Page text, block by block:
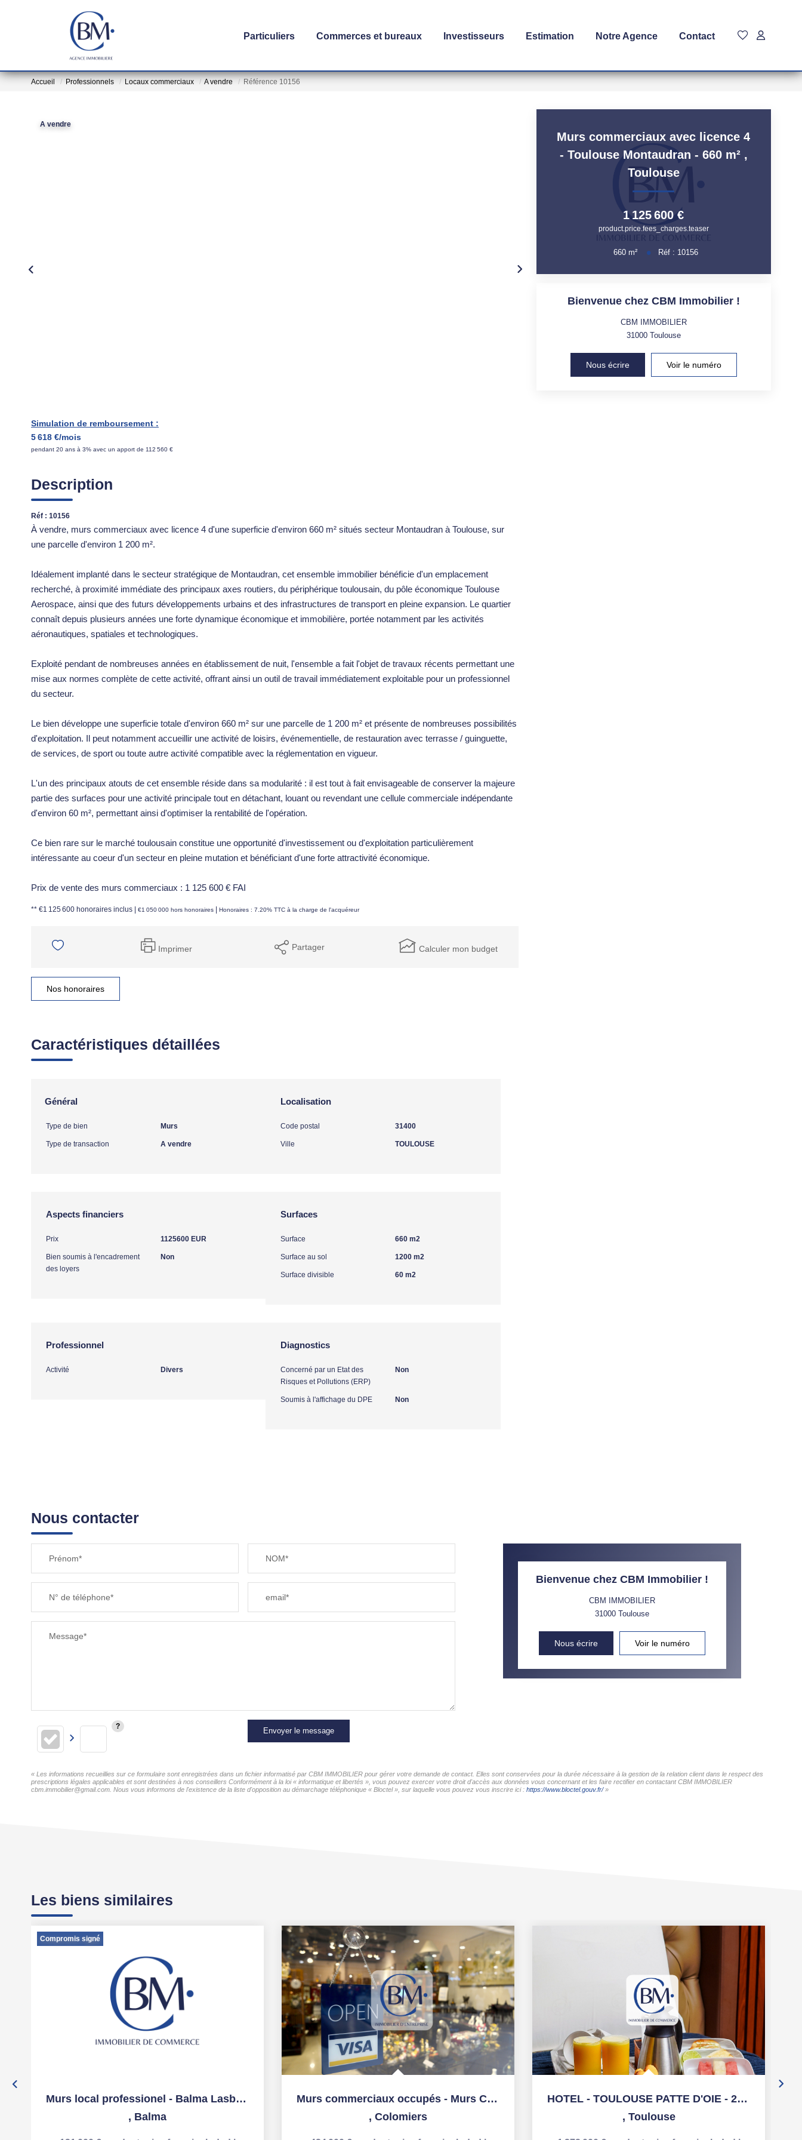
Particuliers Commerces et bureaux Investisseurs Estimation Notre Agence Contact
Accueil Professionnels Locaux commerciaux A vendre Référence 10156
A vendre
Simulation de remboursement :
5 618 €/mois
pendant 20 ans à 3% avec un apport de 112 560 €
Description
Réf : 10156
À vendre, murs commerciaux avec licence 4 d'une superficie d'environ 660 m² situés secteur Montaudran à Toulouse, sur
une parcelle d'environ 1 200 m².
Idéalement implanté dans le secteur stratégique de Montaudran, cet ensemble immobilier bénéficie d'un emplacement
recherché, à proximité immédiate des principaux axes routiers, du périphérique toulousain, du pôle économique Toulouse
Aerospace, ainsi que des futurs développements urbains et des infrastructures de transport en pleine expansion. Le quartier
connaît depuis plusieurs années une forte dynamique économique et immobilière, portée notamment par les activités
aéronautiques, spatiales et technologiques.
Exploité pendant de nombreuses années en établissement de nuit, l'ensemble a fait l'objet de travaux récents permettant une
mise aux normes complète de cette activité, offrant ainsi un outil de travail immédiatement exploitable pour un professionnel
du secteur.
Le bien développe une superficie totale d'environ 660 m² sur une parcelle de 1 200 m² et présente de nombreuses possibilités
d'exploitation. Il peut notamment accueillir une activité de loisirs, événementielle, de restauration avec terrasse / guinguette,
de services, de sport ou toute autre activité compatible avec la réglementation en vigueur.
L'un des principaux atouts de cet ensemble réside dans sa modularité : il est tout à fait envisageable de conserver la majeure
partie des surfaces pour une activité principale tout en détachant, louant ou revendant une cellule commerciale indépendante
d'environ 60 m², permettant ainsi d'optimiser la rentabilité de l'opération.
Ce bien rare sur le marché toulousain constitue une opportunité d'investissement ou d'exploitation particulièrement
intéressante au coeur d'un secteur en pleine mutation et bénéficiant d'une forte attractivité économique.
Prix de vente des murs commerciaux : 1 125 600 € FAI
** €1 125 600 honoraires inclus €1 050 000 hors honoraires Honoraires : 7.20% TTC à la charge de l'acquéreur
Imprimer Partager Calculer mon budget
Nos honoraires
Caractéristiques détaillées
Général
Type de bien Murs
Type de transaction A vendre
Localisation
Code postal 31400
Ville TOULOUSE
Aspects financiers
Prix 1125600 EUR
Bien soumis à l'encadrement
des loyers
Non
Surfaces
Surface 660 m2
Surface au sol 1200 m2
Surface divisible 60 m2
Professionnel
Activité Divers
Diagnostics
Concerné par un Etat des
Risques et Pollutions (ERP)
Non
Soumis à l'affichage du DPE Non
Murs commerciaux avec licence 4
- Toulouse Montaudran - 660 m² ,
Toulouse
1 125 600 €
product.price.fees_charges.teaser
660 m² Réf : 10156
Bienvenue chez CBM Immobilier !
CBM IMMOBILIER
31000 Toulouse
Nous écrire Voir le numéro
Nous contacter
Prénom* NOM*
N° de téléphone* email*
Message*
Envoyer le message
Bienvenue chez CBM Immobilier !
CBM IMMOBILIER
31000 Toulouse
Nous écrire Voir le numéro
« Les informations recueillies sur ce formulaire sont enregistrées dans un fichier informatisé par CBM IMMOBILIER pour gérer votre demande de contact. Elles sont conservées pour la durée nécessaire à la gestion de la relation client dans le respect des
prescriptions légales applicables et sont destinées à nos conseillers Conformément à la loi « informatique et libertés », vous pouvez exercer votre droit d'accès aux données vous concernant et les faire rectifier en contactant CBM IMMOBILIER
cbm.immobilier@gmail.com. Nous vous informons de l'existence de la liste d'opposition au démarchage téléphonique « Bloctel », sur laquelle vous pouvez vous inscrire ici : https://www.bloctel.gouv.fr/»
Les biens similaires
Compromis signé
Murs local professionel - Balma Lasbordes - 80 m²
, Balma
Murs commerciaux occupés - Murs Colomiers - 134 m2
, Colomiers
HOTEL - TOULOUSE PATTE D'OIE - 245 m²
, Toulouse